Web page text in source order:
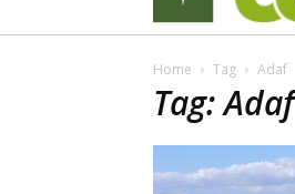
Home Tag Adaf
Tag: Adaf